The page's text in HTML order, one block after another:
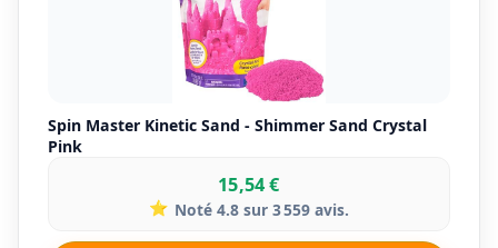
Spin Master Kinetic Sand - Shimmer Sand Crystal
Pink
15,54 €
⭐ Noté 4.8 sur 3 559 avis.